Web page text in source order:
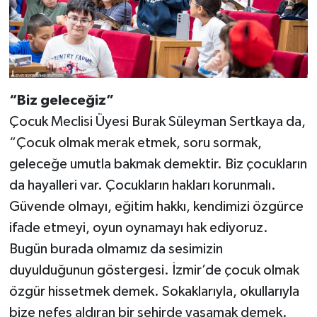
“Biz geleceğiz”
Çocuk Meclisi Üyesi Burak Süleyman Sertkaya da,
“Çocuk olmak merak etmek, soru sormak,
geleceğe umutla bakmak demektir. Biz çocukların
da hayalleri var. Çocukların hakları korunmalı.
Güvende olmayı, eğitim hakkı, kendimizi özgürce
ifade etmeyi, oyun oynamayı hak ediyoruz.
Bugün burada olmamız da sesimizin
duyulduğunun göstergesi. İzmir’de çocuk olmak
özgür hissetmek demek. Sokaklarıyla, okullarıyla
bize nefes aldıran bir şehirde yaşamak demek.